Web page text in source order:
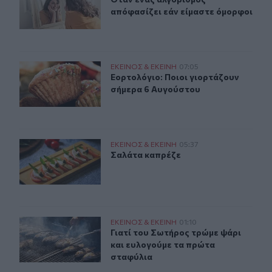
απόφασίζει εάν είμαστε όμορφοι
Εορτολόγιο: Ποιοι γιορτάζουν σήμερα 6 Αυγούστου
ΕΚΕΙΝΟΣ & ΕΚΕΙΝΗ 07:05
Εορτολόγιο: Ποιοι γιορτάζουν
Εορτολόγιο: Ποιοι γιορτάζουν
σήμερα 6 Αυγούστου
Σαλάτα καπρέζε ΕΚΕΙΝΟΣ & ΕΚΕΙΝΗ 05:37
Σαλάτα καπρέζε
Σαλάτα καπρέζε
Μεταμόρφωση του Σωτήρος: Γιατί τρώμε ψάρι;
ΕΚΕΙΝΟΣ & ΕΚΕΙΝΗ 01:10
Γιατί του Σωτήρος τρώμε ψάρι
Γιατί του Σωτήρος τρώμε ψάρι
και ευλογούμε τα πρώτα
σταφύλια